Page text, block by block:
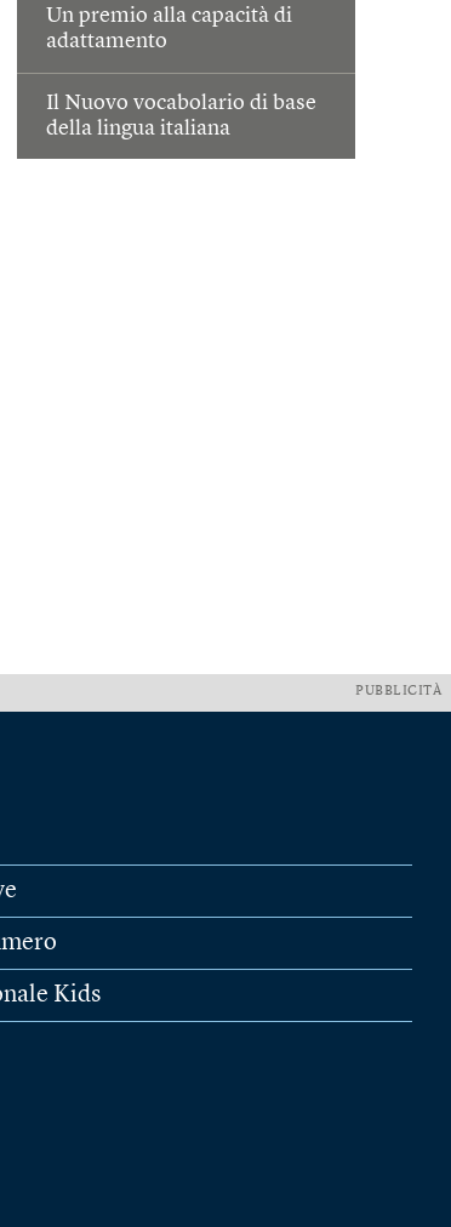
Un premio alla capacità di
adattamento
Il Nuovo vocabolario di base
della lingua italiana
PUBBLICITÀ
Kids